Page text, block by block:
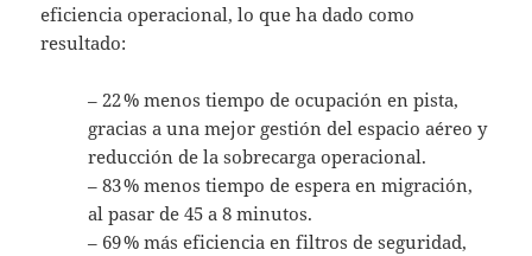
eficiencia operacional, lo que ha dado como
resultado:
– 22 % menos tiempo de ocupación en pista,
gracias a una mejor gestión del espacio aéreo y
reducción de la sobrecarga operacional.
– 83 % menos tiempo de espera en migración,
al pasar de 45 a 8 minutos.
– 69 % más eficiencia en filtros de seguridad,